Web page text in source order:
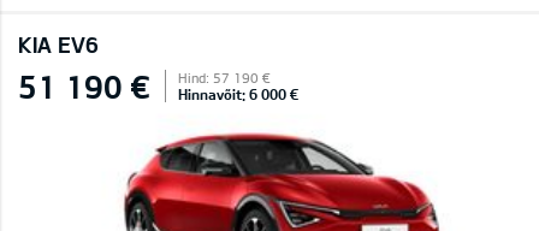
KIA EV6
51 190 € Hind: 57 190 €
Hinnavõit: 6 000 €